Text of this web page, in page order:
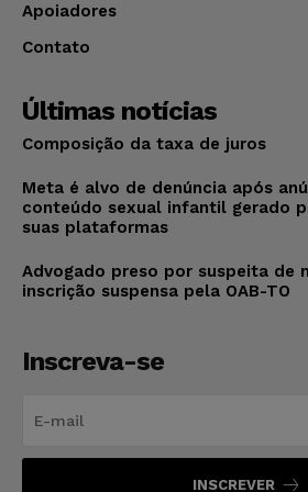
Apoiadores
Contato
Últimas notícias
Composição da taxa de juros
Meta é alvo de denúncia após
conteúdo sexual infantil gerado
suas plataformas
Advogado preso por suspeita de
inscrição suspensa pela OAB-TO
Inscreva-se
INSCREVER